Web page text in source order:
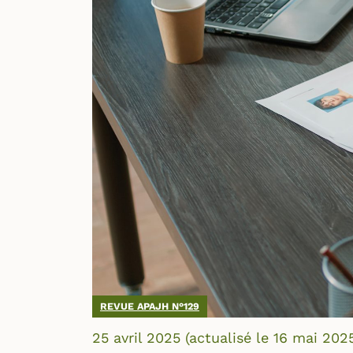
REVUE APAJH N°129
25 avril 2025 (actualisé le 16 mai